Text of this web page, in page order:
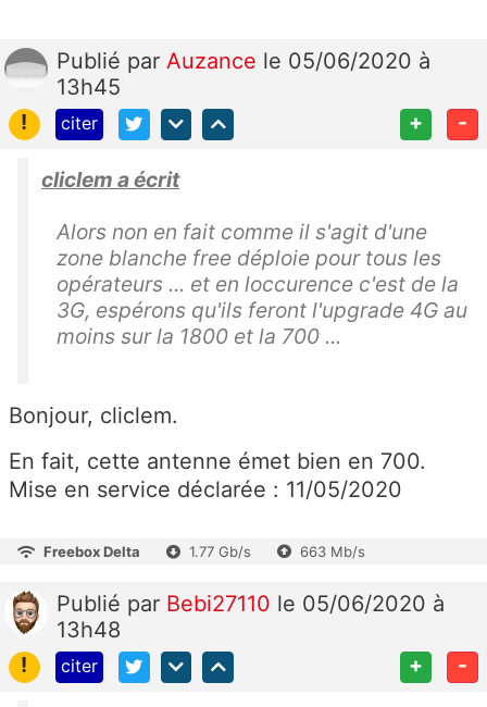
Publié par Auzance le 05/06/2020 à
13h45
!
citer + -
cliclem a écrit
Alors non en fait comme il s'agit d'une
zone blanche free déploie pour tous les
opérateurs ... et en loccurence c'est de la
3G, espérons qu'ils feront l'upgrade 4G au
moins sur la 1800 et la 700 ...
Bonjour, cliclem.
En fait, cette antenne émet bien en 700.
Mise en service déclarée : 11/05/2020
Freebox Delta 1.77 Gb/s 663 Mb/s
Publié par Bebi27110 le 05/06/2020 à
13h48
!
citer + -